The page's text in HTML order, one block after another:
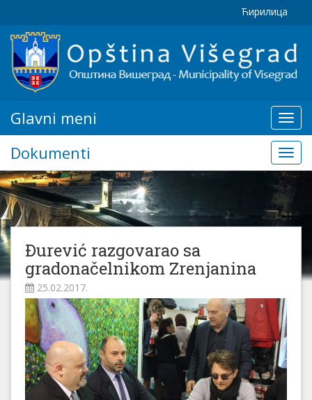
Ћирилица
Glavni
meni
Glavni meni
Dokumenti
Đurević razgovarao sa
gradonačelnikom Zrenjanina
25.02.2017.